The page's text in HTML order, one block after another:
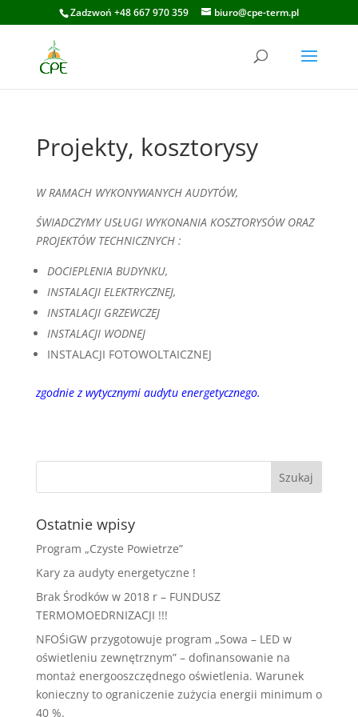
Zadzwoń +48 667 970 359 biuro@cpe-term.pl
Projekty, kosztorysy
W RAMACH WYKONYWANYCH AUDYTÓW,
ŚWIADCZYMY USŁUGI WYKONANIA KOSZTORYSÓW ORAZ
PROJEKTÓW TECHNICZNYCH :
DOCIEPLENIA BUDYNKU,
INSTALACJI ELEKTRYCZNEJ,
INSTALACJI GRZEWCZEJ
INSTALACJI WODNEJ
INSTALACJI FOTOWOLTAICZNEJ
zgodnie z wytycznymi audytu energetycznego.
Ostatnie wpisy
Program „Czyste Powietrze”
Kary za audyty energetyczne !
Brak Środków w 2018 r – FUNDUSZ
TERMOMOEDRNIZACJI !!!
NFOŚiGW przygotowuje program „Sowa – LED w
oświetleniu zewnętrznym” – dofinansowanie na
montaż energooszczędnego oświetlenia. Warunek
konieczny to ograniczenie zużycia energii minimum o
40 %.